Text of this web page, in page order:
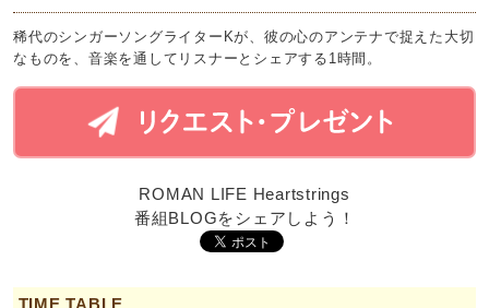
稀代のシンガーソングライターKが、彼の心のアンテナで捉えた大切
なものを、音楽を通してリスナーとシェアする1時間。
ROMAN LIFE Heartstrings
番組BLOGをシェアしよう！
TIME TABLE